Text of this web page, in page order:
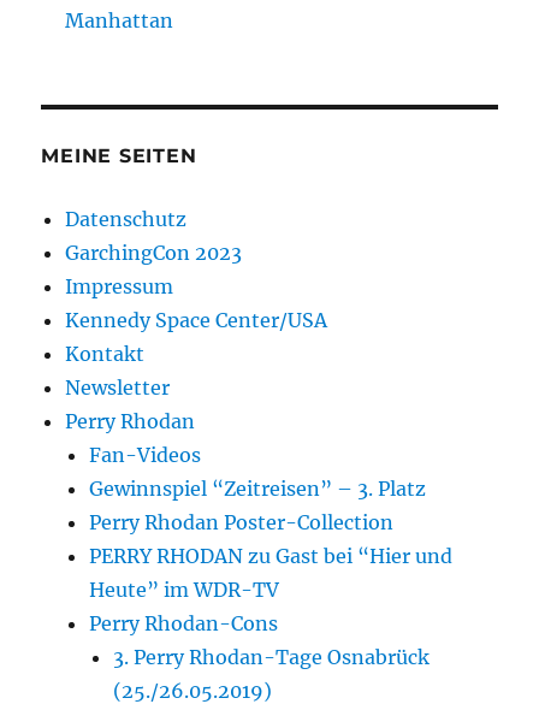
Manhattan
MEINE SEITEN
Datenschutz
GarchingCon 2023
Impressum
Kennedy Space Center/USA
Kontakt
Newsletter
Perry Rhodan
Fan-Videos
Gewinnspiel “Zeitreisen” – 3. Platz
Perry Rhodan Poster-Collection
PERRY RHODAN zu Gast bei “Hier und
Heute” im WDR-TV
Perry Rhodan-Cons
3. Perry Rhodan-Tage Osnabrück
(25./26.05.2019)